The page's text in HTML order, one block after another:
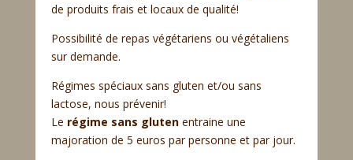
de produits frais et locaux de qualité!
Possibilité de repas végétariens ou végétaliens
sur demande.
Régimes spéciaux sans gluten et/ou sans
lactose, nous prévenir!
Le régime sans glutenentraine une
majoration de 5 euros par personne et par jour.